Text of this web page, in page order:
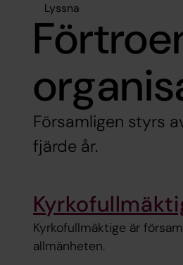
Lyssna
Församligen styrs
fjärde år.
Kyrkofullmäktige är
allmänheten.